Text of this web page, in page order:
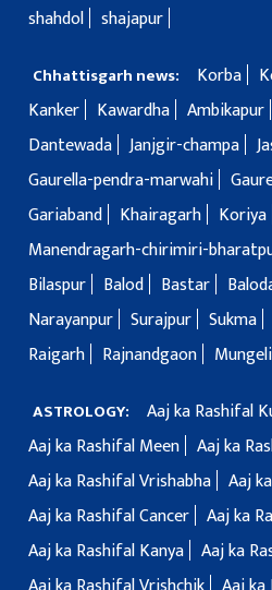
shahdol shajapur
Chhattisgarh news: Korba
Kanker
Kawardha Ambikapur
Dantewada Janjgir-champa
Gaurella-pendra-marwahi
Gariaband
Khairagarh Koriya
Manendragarh-chirimiri-
Bilaspur
Balod Bastar
Narayanpur Surajpur Sukma
Raigarh
Rajnandgaon Mungeli
ASTROLOGY:
Aaj ka Rashifal
Aaj ka Rashifal Meen Aaj ka
Aaj ka Rashifal Vrishabha Aaj
Aaj ka Rashifal Cancer Aaj ka
Aaj ka Rashifal Kanya Aaj ka